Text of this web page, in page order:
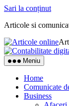
Sari la conținut
Articole si
Meniu
Home
Comunicate
Business